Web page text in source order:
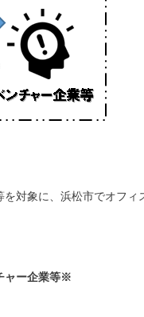
対象に、浜松市でオフィ
ャー企業等※